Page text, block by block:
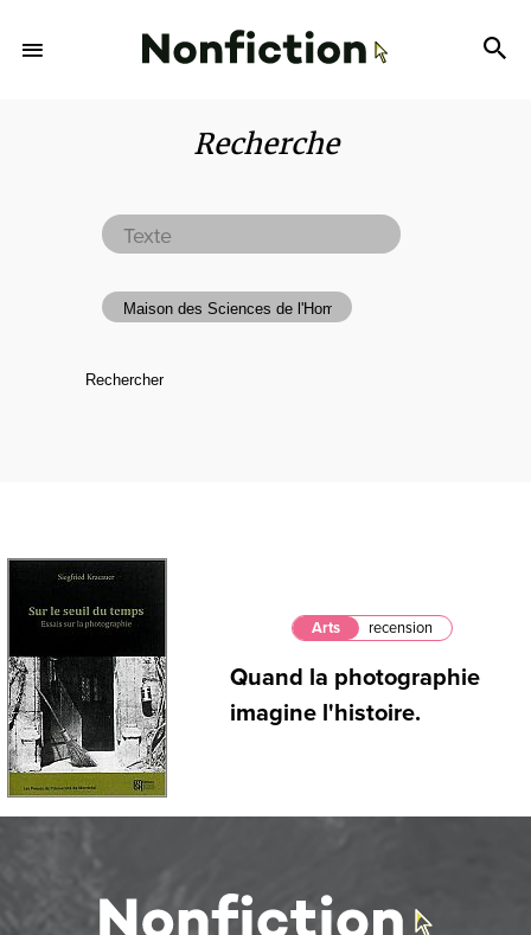
Recherche
Arts recension
Quand la photographie
imagine l'histoire.